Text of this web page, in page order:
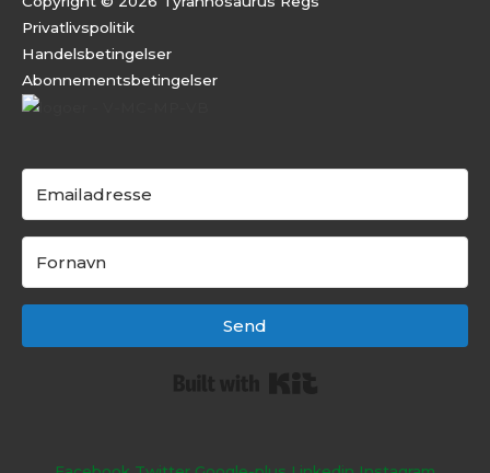
Privatlivspolitik
Handelsbetingelser
Abonnementsbetingelser
Send